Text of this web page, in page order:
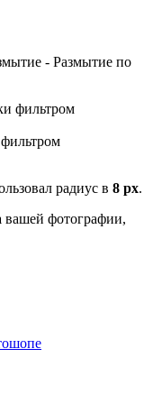
- Размытие по
фильтром
радиус в 8 px.
вашей фотографии,